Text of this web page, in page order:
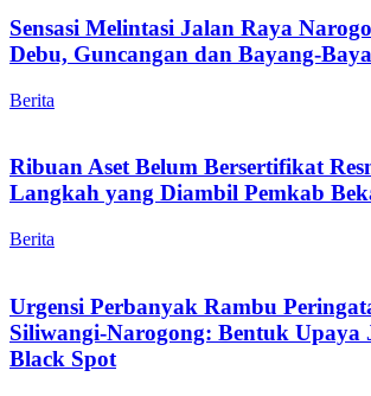
Sensasi Melintasi Jalan Raya
Debu, Guncangan dan Bayang-
Berita
Ribuan Aset Belum Bersertifikat
Langkah yang Diambil Pemkab
Berita
Urgensi Perbanyak Rambu
Siliwangi-Narogong: Bentuk
Black Spot